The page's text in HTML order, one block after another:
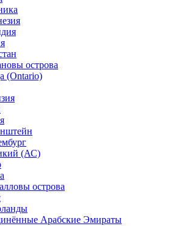
острова
(Ontario)
(АС)
острова
Арабские Эмираты